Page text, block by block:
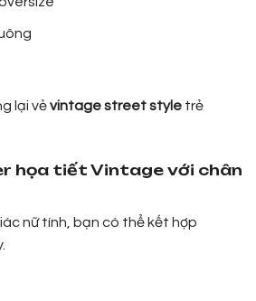
lại vẻvintage street style trẻ
họa tiết Vintage với chân
nữ tính, bạn có thể kết hợp